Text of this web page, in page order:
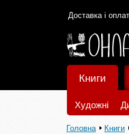
Доставка і
Книги
Художні
Головна Книги